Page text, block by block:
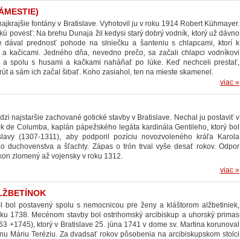
fontány v Bratislave. Vyhotovil ju v roku 1914 Robert Kühmayer.
povesť: Na brehu Dunaja žil kedysi starý dobrý vodník, ktorý už dávno
dával prednosť pohode na slniečku a šanteniu s chlapcami, ktorí k
kačicami. Jedného dňa, nevedno prečo, sa začali chlapci vodníkovi
spolu s husami a kačkami naháňať po lúke. Keď nechceli prestať,
a sám ich začal šibať. Koho zasiahol, ten na mieste skamenel.
viac »
najstaršie zachované gotické stavby v Bratislave. Nechal ju postaviť v
de Columba, kaplán pápežského legáta kardinála Gentileho, ktorý bol
(1307-1311), aby podporil pozíciu novozvoleného kráľa Karola
duchovenstva a šľachty. Zápas o trón trval vyše desať rokov. Odpor
zlomený až vojensky v roku 1312.
viac »
bol postavený spolu s nemocnicou pre ženy a kláštorom alžbetiniek,
1738. Mecénom stavby bol ostrihomský arcibiskup a uhorský primas
+1745), ktorý v Bratislave 25. júna 1741 v dome sv. Martina korunoval
Máriu Teréziu. Za dvadsať rokov pôsobenia na arcibiskupskom stolci